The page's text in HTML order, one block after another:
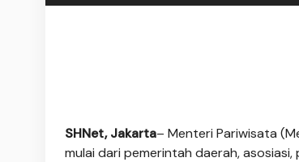
SHNet, Jakarta– Menteri Pariwisata
mulai dari pemerintah daerah,